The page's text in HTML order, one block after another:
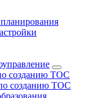
созданию ТОС
созданию ТОС